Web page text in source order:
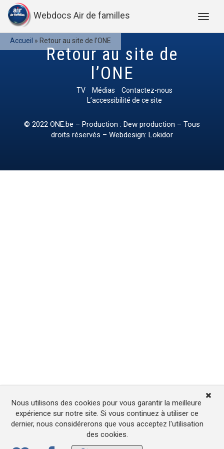
Webdocs Air de familles
Accueil » Retour au site de l’ONE
Retour au site de
l’ONE
TV Médias
Contactez-nous
L’accessibilité de ce site
© 2022 ONE.be – Production : Dew production – Tous
droits réservés – Webdesign: Lokidor
Nous utilisons des cookies pour vous garantir la meilleure
expérience sur notre site. Si vous continuez à utiliser ce
dernier, nous considérerons que vous acceptez l'utilisation
des cookies.